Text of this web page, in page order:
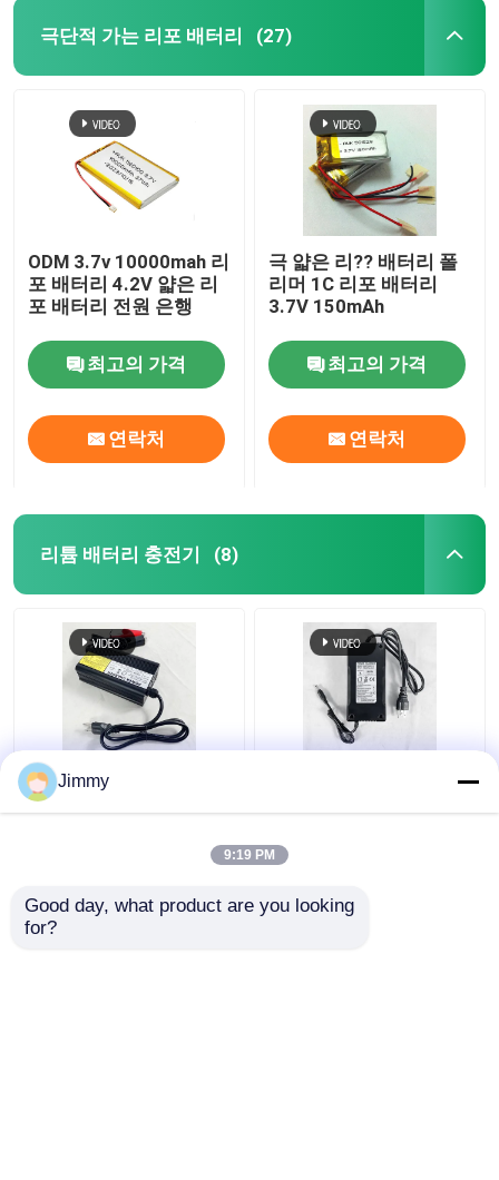
극단적 가는 리포 배터리 (27)
ODM 3.7v 10000mah 리
포 배터리 4.2V 얇은 리
포 배터리 전원 은행
최고의 가격
연락처
극 얇은 리?? 배터리 폴
리머 1C 리포 배터리
3.7V 150mAh
최고의 가격
연락처
리튬 배터리 충전기 (8)
14.6V 10A 리?? 배터리
충전기 LifePO4 OEM 일
검은색 16.8v 리?? 이온
Jimmy
9:19 PM
Good day, what product are you looking
for?